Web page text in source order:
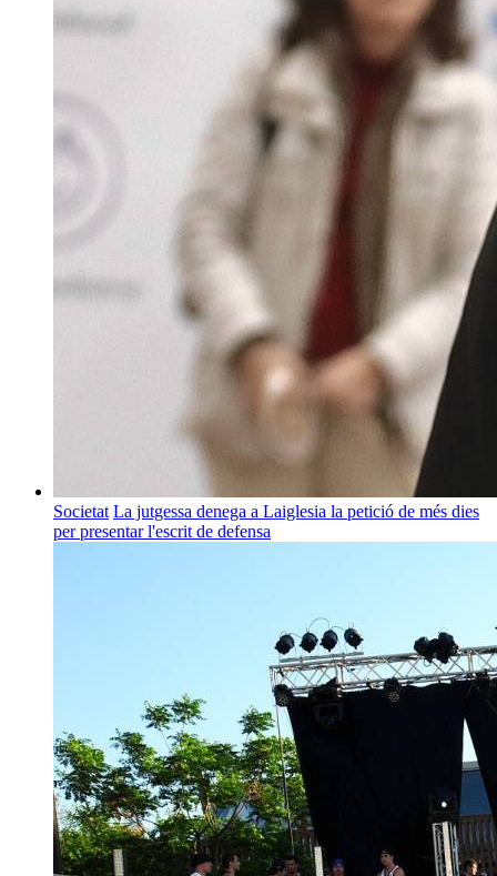
Societat La jutgessa denega a Laiglesia la petició de més dies
per presentar l'escrit de defensa